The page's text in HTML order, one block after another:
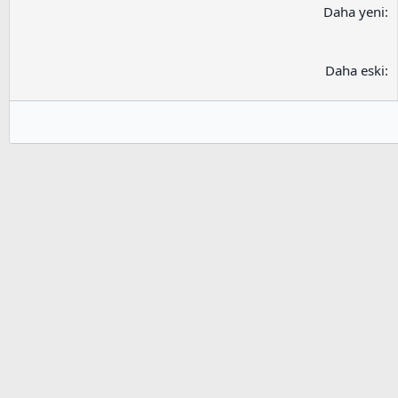
Daha yeni
Daha eski